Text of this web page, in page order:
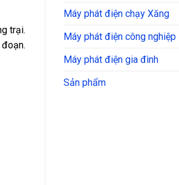
trại.
Máy phát điện chạy Xăng
Máy phát điện công nghiệp
Máy phát điện gia đình
Sản phẩm